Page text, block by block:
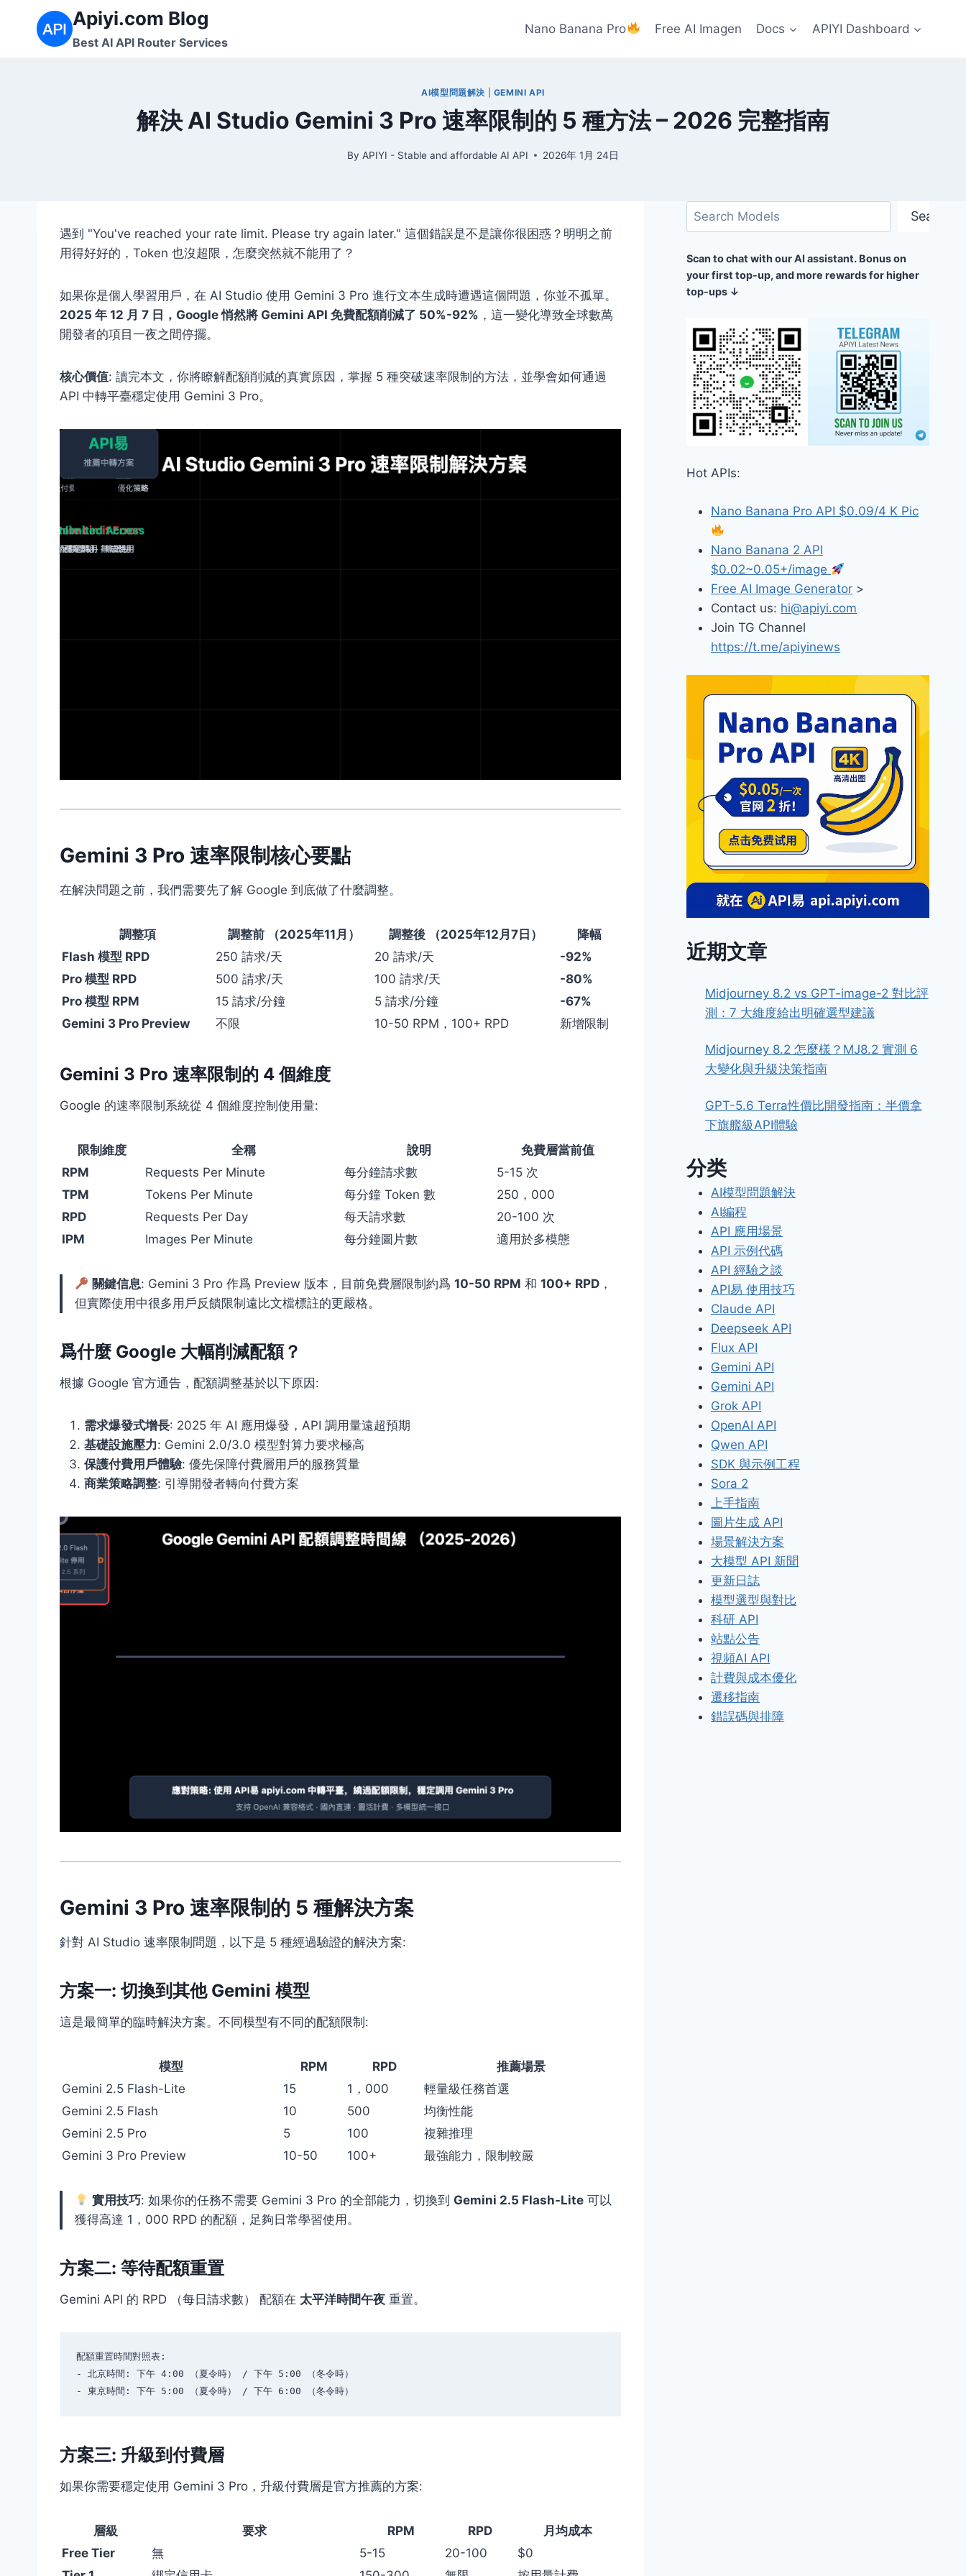
Apiyi.com Blog
Best AI API Router Services
Nano Banana Pro Free AI Imagen Docs APIYI Dashboard
AI模型問題解決 GEMINI API
解決 AI Studio Gemini 3 Pro 速率限制的 5 種方法 – 2026 完整指南
By APIYI - Stable and affordable AI API 2026年 1月 24日
遇到 "You've reached your rate limit. Please try again later." 這個錯誤是不是讓你很困惑？明明之前
用得好好的，Token 也沒超限，怎麼突然就不能用了？
如果你是個人學習用戶，在 AI Studio 使用 Gemini 3 Pro 進行文本生成時遭遇這個問題，你並不孤單。
2025 年 12 月 7 日，Google 悄然將 Gemini API 免費配額削減了 50%-92% ，這一變化導致全球數萬
開發者的項目一夜之間停擺。
核心價值: 讀完本文，你將瞭解配額削減的真實原因，掌握 5 種突破速率限制的方法，並學會如何通過
API 中轉平臺穩定使用 Gemini 3 Pro。
Gemini 3 Pro 速率限制核心要點
在解決問題之前，我們需要先了解 Google 到底做了什麼調整。
調整項 調整前 （2025年11月） 調整後 （2025年12月7日）
降幅
Flash 模型 RPD
250 請求/天 20 請求/天
-92%
Pro 模型 RPD
500 請求/天 100 請求/天
-80%
Pro 模型 RPM
15 請求/分鐘 5 請求/分鐘
-67%
Gemini 3 Pro Preview
不限 10-50 RPM，100+ RPD 新增限制
Gemini 3 Pro 速率限制的 4 個維度
Google 的速率限制系統從 4 個維度控制使用量:
限制維度 全稱 說明
免費層當前值
RPM
Requests Per Minute 每分鐘請求數
5-15 次
TPM
Tokens Per Minute 每分鐘 Token 數
250，000
RPD
Requests Per Day 每天請求數
20-100 次
IPM
Images Per Minute 每分鐘圖片數 適用於多模態
關鍵信息: Gemini 3 Pro 作爲 Preview 版本，目前免費層限制約爲10-50 RPM 和100+ RPD ，
但實際使用中很多用戶反饋限制遠比文檔標註的更嚴格。
爲什麼 Google 大幅削減配額？
根據 Google 官方通告，配額調整基於以下原因:
需求爆發式增長: 2025 年 AI 應用爆發，API 調用量遠超預期
基礎設施壓力: Gemini 2.0/3.0 模型對算力要求極高
保護付費用戶體驗: 優先保障付費層用戶的服務質量
商業策略調整: 引導開發者轉向付費方案
Gemini 3 Pro 速率限制的 5 種解決方案
針對 AI Studio 速率限制問題，以下是 5 種經過驗證的解決方案:
方案一: 切換到其他 Gemini 模型
這是最簡單的臨時解決方案。不同模型有不同的配額限制:
模型 RPM RPD
推薦場景
Gemini 2.5 Flash-Lite
15 1，000
輕量級任務首選
Gemini 2.5 Flash
10 500
均衡性能
Gemini 2.5 Pro
5 100
複雜推理
Gemini 3 Pro Preview
10-50 100+ 最強能力，限制較嚴
實用技巧: 如果你的任務不需要 Gemini 3 Pro 的全部能力，切換到 Gemini 2.5 Flash-Lite 可以
獲得高達 1，000 RPD 的配額，足夠日常學習使用。
方案二: 等待配額重置
Gemini API 的 RPD （每日請求數） 配額在 太平洋時間午夜 重置。
配額重置時間對照表:
- 北京時間: 下午 4:00 （夏令時） / 下午 5:00 （冬令時）
方案三: 升級到付費層
如果你需要穩定使用 Gemini 3 Pro，升級付費層是官方推薦的方案:
層級 要求 RPM RPD
月均成本
Free Tier
無 5-15 20-100
$0
搜
尋
Search
Scan to chat with our AI assistant. Bonus on
your first top-up, and more rewards for higher
top-ups ↓
Hot APIs:
Nano Banana Pro API $0.09/4 K Pic
Nano Banana 2 API
$0.02~0.05+/image
Free AI Image Generator >
Contact us: hi@apiyi.com
Join TG Channel
https://t.me/apiyinews
近期文章
Midjourney 8.2 vs GPT-image-2 對比評
測：7 大維度給出明確選型建議
Midjourney 8.2 怎麼樣？MJ8.2 實測 6
大變化與升級決策指南
GPT-5.6 Terra性價比開發指南：半價拿
下旗艦級API體驗
分类
AI模型問題解決
AI編程
API 應用場景
API 示例代碼
API 經驗之談
API易 使用技巧
Claude API
Deepseek API
Flux API
Gemini API
Gemini API
Grok API
OpenAI API
Qwen API
SDK 與示例工程
Sora 2
上手指南
圖片生成 API
場景解決方案
大模型 API 新聞
更新日誌
模型選型與對比
科研 API
站點公告
視頻AI API
計費與成本優化
遷移指南
錯誤碼與排障